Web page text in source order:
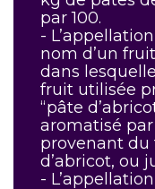
par 100.
-
nom d’un
dans
fruit utilisée
“pâte
aromatisé
provenant du
d’abricot, ou
-